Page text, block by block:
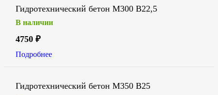
Гидротехнический бетон М300 В22,5
В наличии
4750 ₽
Подробнее
Гидротехнический бетон М350 В25